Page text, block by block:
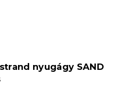
nyugágy SAND